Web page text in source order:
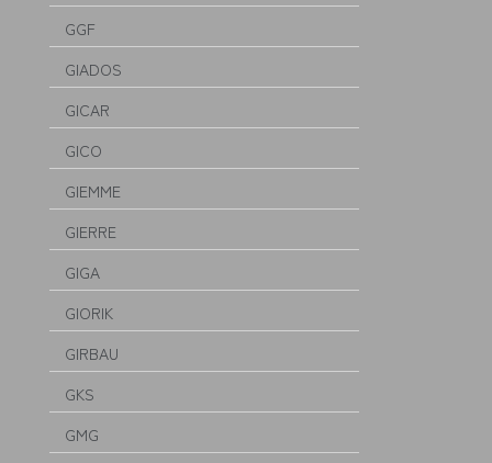
GGF
GIADOS
GICAR
GICO
GIEMME
GIERRE
GIGA
GIORIK
GIRBAU
GKS
GMG